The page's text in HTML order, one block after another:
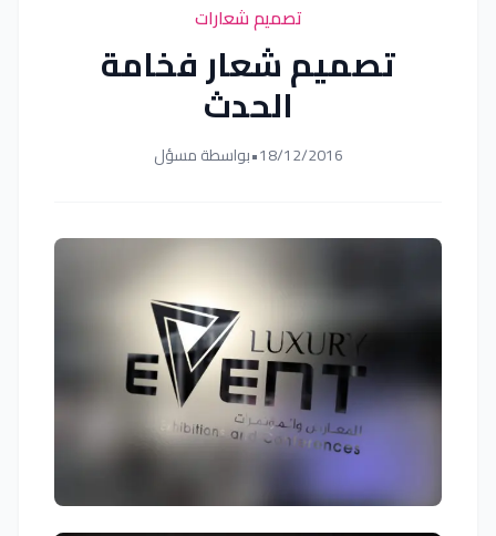
تصميم شعارات
تصميم شعار فخامة
الحدث
18/12/2016
•بواسطة مسؤل